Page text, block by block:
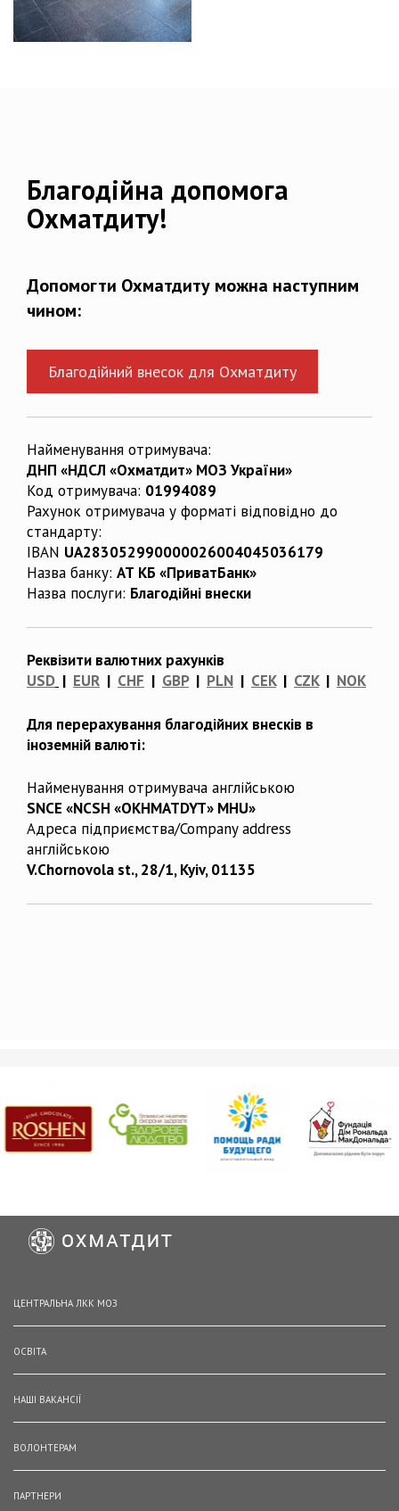
Благодійна допомога
Охматдиту!
Допомогти Охматдиту можна наступним
чином:
Благодійний внесок для Охматдиту
Найменування отримувача:
ДНП «НДСЛ «Охматдит» МОЗ України»
Код отримувача: 01994089
Рахунок отримувача у форматі відповідно до
стандарту:
IBAN UA283052990000026004045036179
Назва банку: АТ КБ «ПриватБанк»
Назва послуги: Благодійні внески
Реквізити валютних рахунків
USD | EUR | CHF | GBP| PLN | CEK| CZK| NOK
Для перерахування благодійних внесків в
іноземній валюті:
Найменування отримувача англійською
SNCE «NCSH «OKHMATDYT» MHU»
Адреса підприємства/Company address
англійською
V.Chornovola st., 28/1, Kyiv, 01135
ЦЕНТРАЛЬНА ЛКК МОЗ
ОСВІТА
НАШІ ВАКАНСІЇ
ВОЛОНТЕРАМ
ПАРТНЕРИ